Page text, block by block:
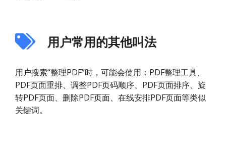
用户常用的其他叫法
用户搜索“整理PDF”时，可能会使用：PDF整理工具、
PDF页面重排、调整PDF页码顺序、PDF页面排序、旋
转PDF页面、删除PDF页面、在线安排PDF页面等类似
关键词。